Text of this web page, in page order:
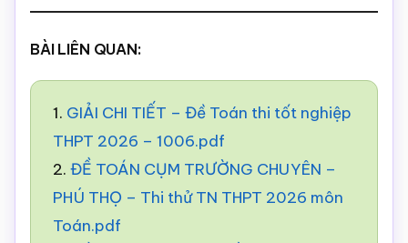
BÀI LIÊN QUAN:
1. GIẢI CHI TIẾT – Đề Toán thi tốt nghiệp
THPT 2026 – 1006.pdf
2. ĐỀ TOÁN CỤM TRƯỜNG CHUYÊN –
PHÚ THỌ – Thi thử TN THPT 2026 môn
Toán.pdf